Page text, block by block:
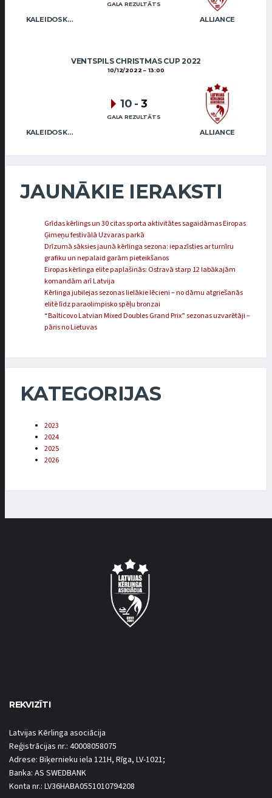
KALEIDOSKOPS ALLIANCE
GALA REZULTĀTS
VENTSPILS CHRISTMAS CUP 2022
10/12/2022 13:00
KALEIDOSKOPS ALLIANCE
10 - 3
GALA REZULTĀTS
JAUNĀKIE IERAKSTI
Grīdas kērlings un 30 citas sporta aktivitātes sagaidāmas Eiropas
Ģimeņu festivālā Uzvaras parkā
Drīzumā sāksies jaunā kērlinga sezona: iepazīsties ar turnīru
grafiku un nepalaid garām pieteikšanos
Eiropas kērlinga elite paplašinās: Ostravā starp 12 labākajām
komandām arī Latvija
Kērlinga jubilejas sezonas lielākie lēcieni – no dāmu atgriešanās
elitē līdz paraolimpisko spēļu bronzai
“Balticovo Latvian Mixed Doubles Grand Prix” sezonas uzvarētāji –
pāris no Lietuvas
KATEGORIJAS
2023
2024
2025
2026
REKVIZĪTI
Latvijas Kērlinga asociācija
Reģistrācijas nr.: 40008058075
Adrese: Biķernieku iela 121H, Rīga, LV-1021;
Banka: AS SWEDBANK
Konta nr.: LV36HABA0551010794208